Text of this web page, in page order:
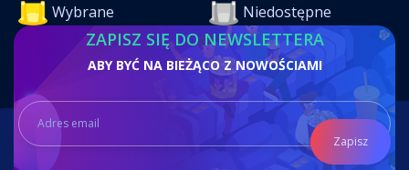
Wybrane
Niedostępne
ZAPISZ SIĘ DO NEWSLETTERA
ABY BYĆ NA BIEŻĄCO Z NOWOŚCIAMI
Zapisz